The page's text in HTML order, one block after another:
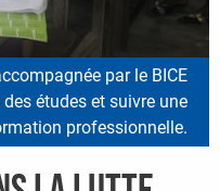
par le BICE
des études et suivre une
professionnelle.